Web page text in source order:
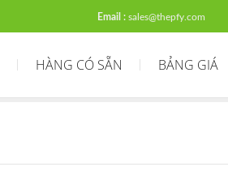
Email : sales@thepfy.com
HÀNG CÓ SẴN BẢNG GIÁ